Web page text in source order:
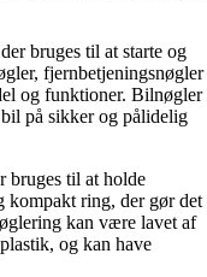
bruges til at starte og
fjernbetjeningsnøgler
og funktioner. Bilnøgler
på sikker og pålidelig
bruges til at holde
kompakt ring, der gør det
kan være lavet af
og kan have